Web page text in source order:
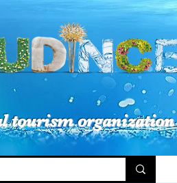
tourism